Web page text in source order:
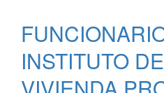
INSTITUTO